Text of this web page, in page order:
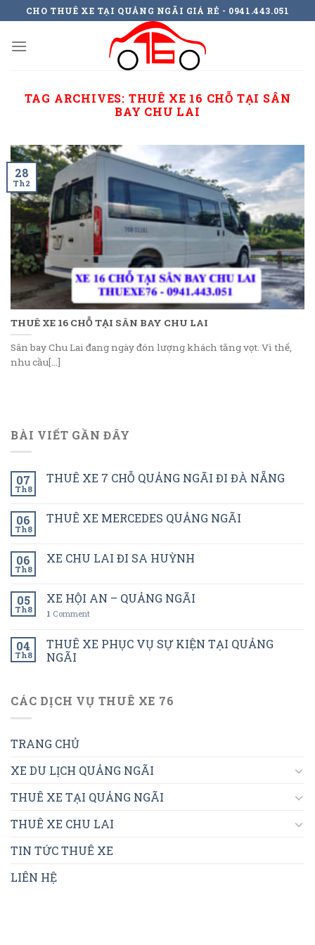
to
content
CHO THUÊ XE TẠI QUẢNG NGÃI GIÁ RẺ - 0941.443.051
TAG ARCHIVES: THUÊ XE 16 CHỖ TẠI SÂN
BAY CHU LAI
THUÊ XE 16 CHỖ TẠI SÂN BAY CHU LAI
Sân bay Chu Lai đang ngày đón lượng khách tăng vọt. Vì thế,
nhu cầu[...]
28
Th2
BÀI VIẾT GẦN ĐÂY
07
Th8
THUÊ XE 7 CHỖ QUẢNG NGÃI ĐI ĐÀ NẴNG
06
Th8
THUÊ XE MERCEDES QUẢNG NGÃI
06
Th8
XE CHU LAI ĐI SA HUỲNH
05
Th8
XE HỘI AN – QUẢNG NGÃI
1 Comment
04
Th8
THUÊ XE PHỤC VỤ SỰ KIỆN TẠI QUẢNG
NGÃI
CÁC DỊCH VỤ THUÊ XE 76
TRANG CHỦ
XE DU LỊCH QUẢNG NGÃI
THUÊ XE TẠI QUẢNG NGÃI
THUÊ XE CHU LAI
TIN TỨC THUÊ XE
LIÊN HỆ